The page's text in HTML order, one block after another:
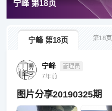
宁峰 第18页
宁峰 第18页 第18页
宁峰
管理员
7年前
图片分享20190325期